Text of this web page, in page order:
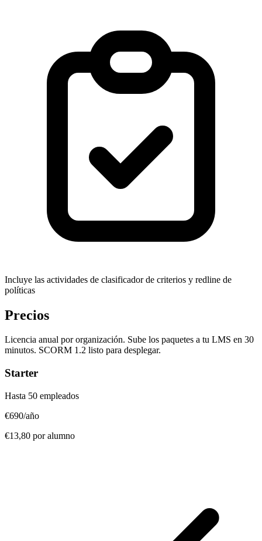
Incluye las actividades de clasificador de criterios y redline de
políticas
Precios
Licencia anual por organización. Sube los paquetes a tu LMS en 30
minutos. SCORM 1.2 listo para desplegar.
Starter
Hasta 50 empleados
€690/año
€13,80 por alumno